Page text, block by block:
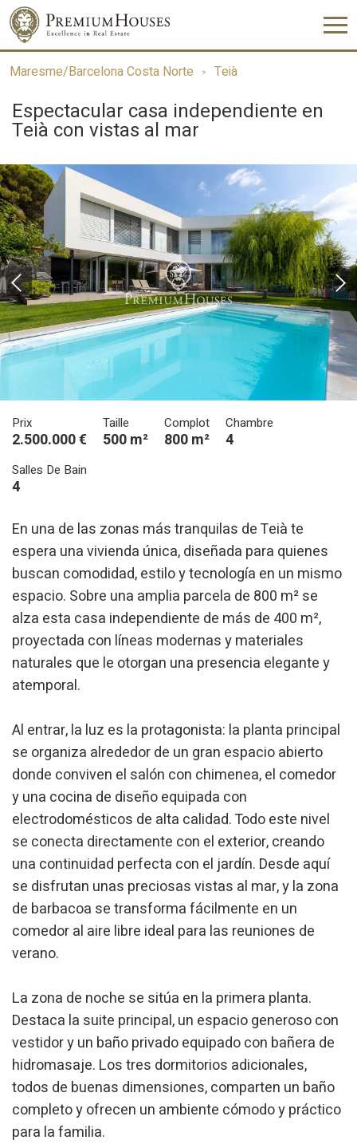
Maresme/Barcelona Costa Norte Teià
Espectacular casa independiente en
Teià con vistas al mar
Prix
2.500.000 €
Taille
500 m²
Complot
800 m²
Chambre
4
Salles De Bain
4
En una de las zonas más tranquilas de Teià te
espera una vivienda única, diseñada para quienes
buscan comodidad, estilo y tecnología en un mismo
espacio. Sobre una amplia parcela de 800 m² se
alza esta casa independiente de más de 400 m²,
proyectada con líneas modernas y materiales
naturales que le otorgan una presencia elegante y
atemporal.
Al entrar, la luz es la protagonista: la planta principal
se organiza alrededor de un gran espacio abierto
donde conviven el salón con chimenea, el comedor
y una cocina de diseño equipada con
electrodomésticos de alta calidad. Todo este nivel
se conecta directamente con el exterior, creando
una continuidad perfecta con el jardín. Desde aquí
se disfrutan unas preciosas vistas al mar, y la zona
de barbacoa se transforma fácilmente en un
comedor al aire libre ideal para las reuniones de
verano.
La zona de noche se sitúa en la primera planta.
Destaca la suite principal, un espacio generoso con
vestidor y un baño privado equipado con bañera de
hidromasaje. Los tres dormitorios adicionales,
todos de buenas dimensiones, comparten un baño
completo y ofrecen un ambiente cómodo y práctico
para la familia.